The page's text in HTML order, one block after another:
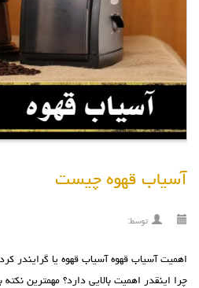
آسیاب قهوه چیست
توسط:
اهمیت آسیاب قهوه آسیاب قهوه یا گرایندر
چرا اینقدر اهمیت بالایی دارد؟ مهمترین